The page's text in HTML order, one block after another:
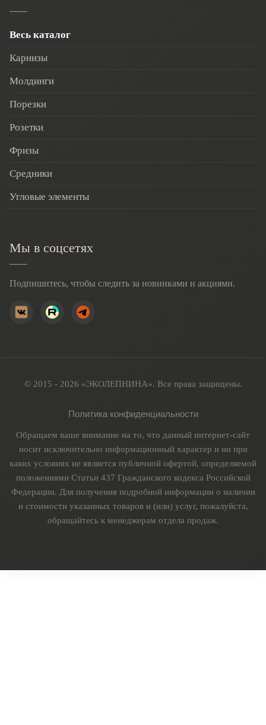
Весь каталог
Карнизы
Молдинги
Порезки
Розетки
Фризы
Средники
Угловые элементы
Мы в соцсетях
Подпишитесь, чтобы следить за новинками и акциями.
© 2015 - 2026 «ЭКОЛЕПНИНА». Все права защищены.
Политика конфиденциальности
Обращаем ваше внимание на то, что данный интернет-сайт
носит исключительно информационный характер и ни при
каких условиях не является публичной офертой, определяемой
положениями Статьи 437 Гражданского кодекса Российской
Федерации. Для получения подробной информации о наличии
и стоимости указанных товаров и (или) услуг, пожалуйста,
обращайтесь к менеджерам отдела продаж.